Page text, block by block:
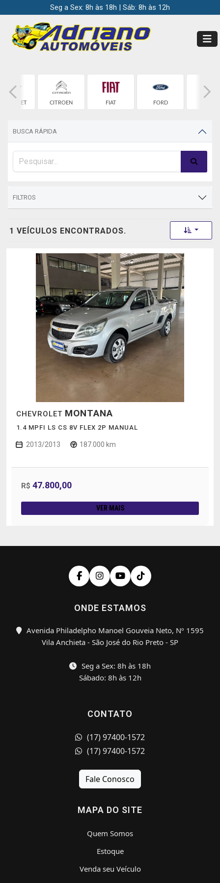
Seg a Sex: 8h às 18h | Sáb: 8h às 12h
CITROEN FIAT FORD
BUSCA RÁPIDA
FILTROS
1 VEÍCULOS ENCONTRADOS. Toggle
CHEVROLET MONTANA
1.4 MPFI LS CS 8V FLEX 2P MANUAL
2013/2013 187.000 km
R$ 47.800,00
VER MAIS
ONDE ESTAMOS
Avenida Philadelpho Manoel Gouveia Neto, Nº 1595
Vila Anchieta - São José do Rio Preto - SP
Seg a Sex: 8h às 18h
Sábado: 8h às 12h
CONTATO
(17) 97400-1572
(17) 97400-1572
Fale Conosco
MAPA DO SITE
Quem Somos
Estoque
Venda seu Veículo